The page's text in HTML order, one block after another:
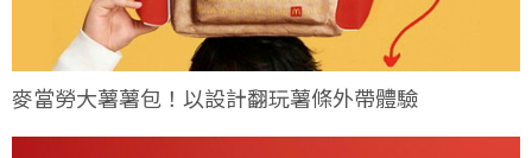
麥當勞大薯薯包！以設計翻玩薯條外帶體驗